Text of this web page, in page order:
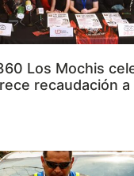
Los Mochis
recaudación a